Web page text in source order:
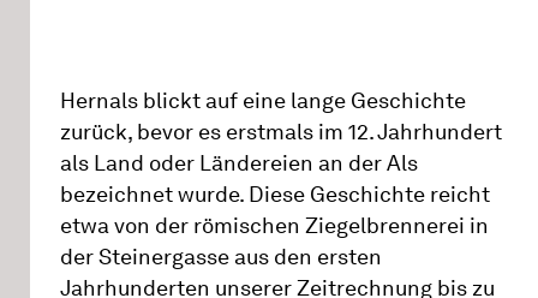
Hernals blickt auf eine lange Geschichte
zurück, bevor es erstmals im 12. Jahrhundert
als Land oder Ländereien an der Als
bezeichnet wurde. Diese Geschichte reicht
etwa von der römischen Ziegelbrennerei in
der Steinergasse aus den ersten
Jahrhunderten unserer Zeitrechnung bis zu